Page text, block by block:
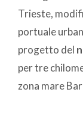
Trieste,
portuale
progetto del
per tre
zona mare